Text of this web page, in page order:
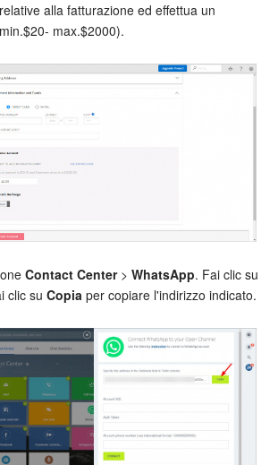
alla fatturazione ed effettua un
max.$2000).
Contact Center> WhatsApp. Fai clic su
clic su Copia per copiare l'indirizzo indicato.